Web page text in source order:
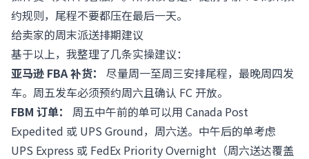
约规则，尾程不要都压在最后一天。
给卖家的周末派送排期建议
基于以上，我整理了几条实操建议：
亚马逊 FBA 补货：
尽量周一至周三安排尾程，最晚周四发
车。周五发车必须预约周六且确认 FC 开放。
FBM 订单：
周五中午前的单可以用 Canada Post
Expedited 或 UPS Ground，周六送。中午后的单考虑
UPS Express 或 FedEx Priority Overnight（周六送达覆盖